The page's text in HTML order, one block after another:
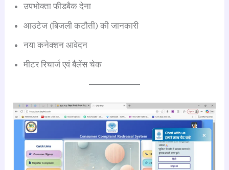
उपभोक्ता फीडबैक देना
आउटेज (बिजली कटौती) की जानकारी
नया कनेक्शन आवेदन
मीटर रिचार्ज एवं बैलेंस चेक